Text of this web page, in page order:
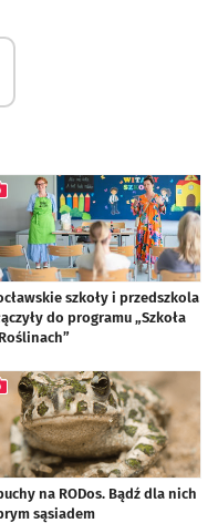
szkoły i przedszkola
do programu „Szkoła
na RODos. Bądź dla nich
sąsiadem